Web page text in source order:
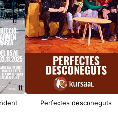
Perfectes desconeguts